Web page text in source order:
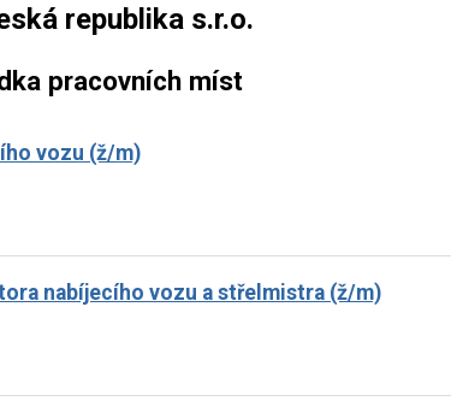
republika s.r.o.
pracovních míst
vozu (ž/m)
nabíjecího vozu a střelmistra (ž/m)